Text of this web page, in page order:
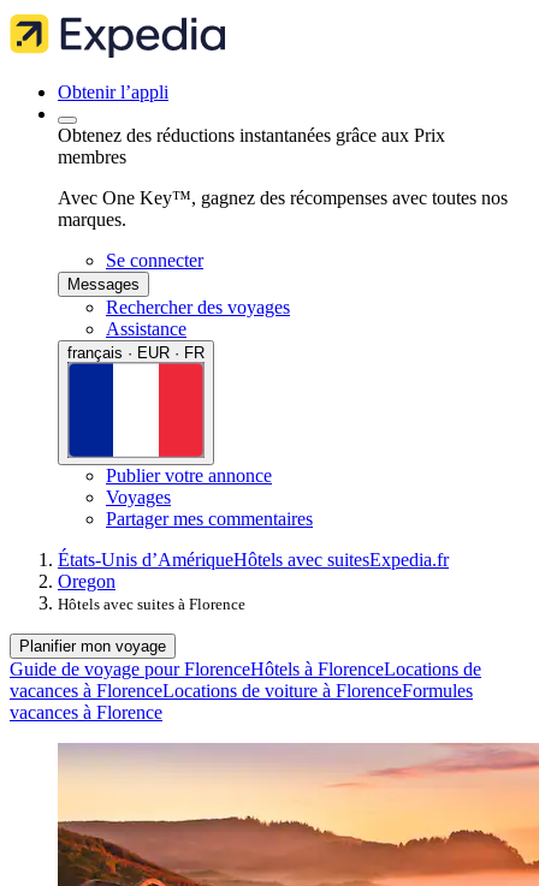
Obtenir l’appli
Obtenez des réductions instantanées grâce aux Prix
membres
Avec One Key™, gagnez des récompenses avec toutes nos
marques.
Se connecter
Messages
Rechercher des voyages
Assistance
français · EUR · FR
Publier votre annonce
Voyages
Partager mes commentaires
États-Unis d’AmériqueHôtels avec suitesExpedia.fr
Oregon
Hôtels avec suites à Florence
Planifier mon voyage
Guide de voyage pour FlorenceHôtels à FlorenceLocations de
vacances à FlorenceLocations de voiture à FlorenceFormules
vacances à Florence